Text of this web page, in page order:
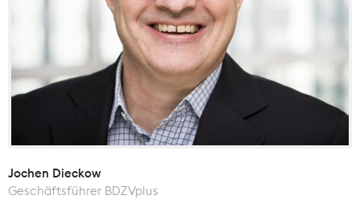
Jochen Dieckow
Geschäftsführer BDZVplus